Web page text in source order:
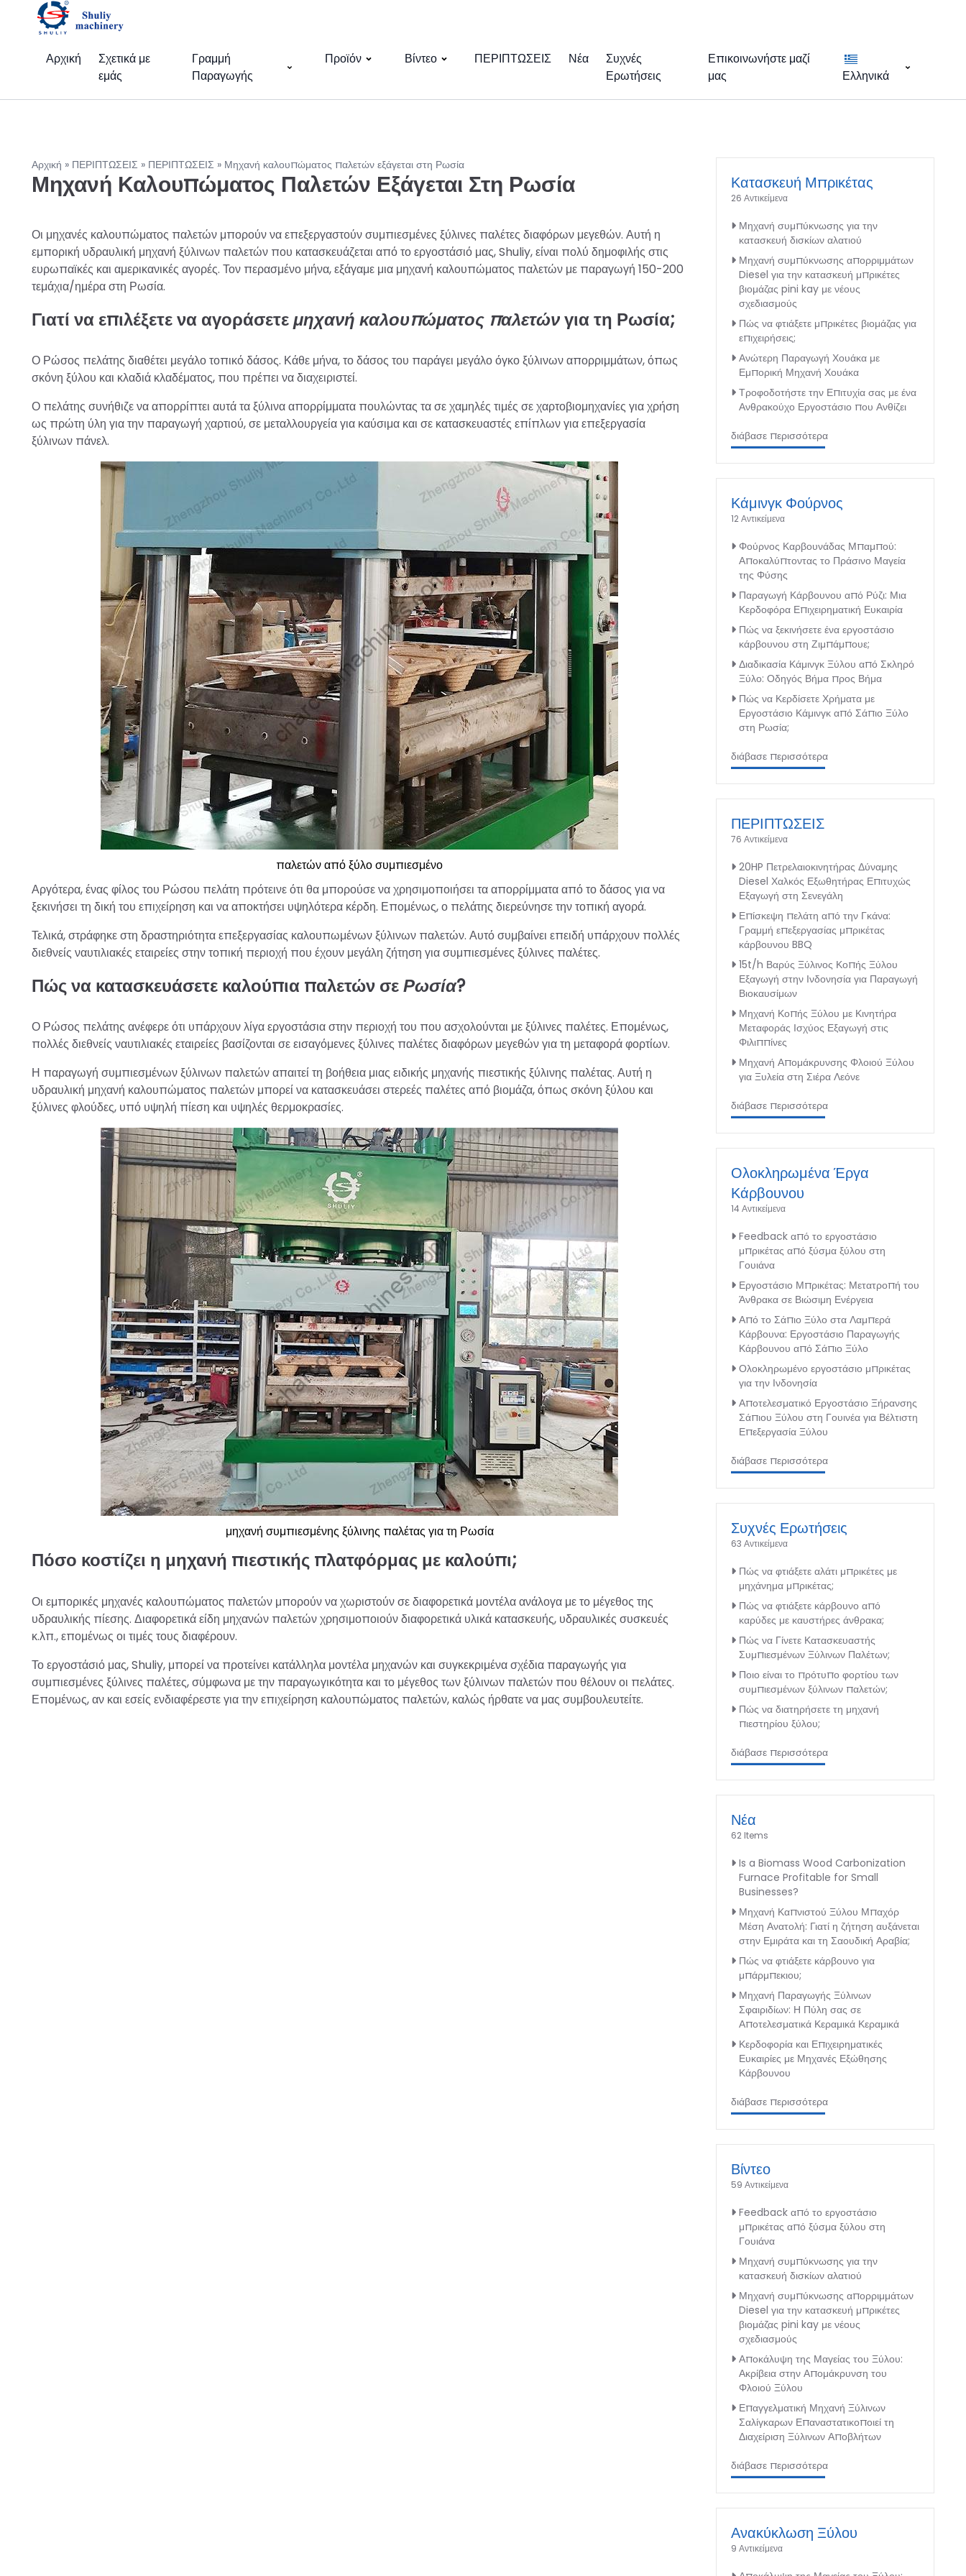
Αρχική
Σχετικά με
εμάς
Γραμμή
Παραγωγής
Προϊόν Βίντεο ΠΕΡΙΠΤΩΣΕΙΣ Νέα
Συχνές
Ερωτήσεις
Επικοινωνήστε μαζί
μας
Ελληνικά
Αρχική » ΠΕΡΙΠΤΩΣΕΙΣ » ΠΕΡΙΠΤΩΣΕΙΣ » Μηχανή καλουπώματος παλετών εξάγεται στη Ρωσία
Μηχανή Καλουπώματος Παλετών Εξάγεται Στη Ρωσία
Οι μηχανές καλουπώματος παλετών μπορούν να επεξεργαστούν συμπιεσμένες ξύλινες παλέτες διαφόρων μεγεθών. Αυτή η
εμπορική υδραυλική μηχανή ξύλινων παλετών που κατασκευάζεται από το εργοστάσιό μας, Shuliy, είναι πολύ δημοφιλής στις
ευρωπαϊκές και αμερικανικές αγορές. Τον περασμένο μήνα, εξάγαμε μια μηχανή καλουπώματος παλετών με παραγωγή 150-200
τεμάχια/ημέρα στη Ρωσία.
Γιατί να επιλέξετε να αγοράσετεμηχανή καλουπώματος παλετώνγια τη Ρωσία;
Ο Ρώσος πελάτης διαθέτει μεγάλο τοπικό δάσος. Κάθε μήνα, το δάσος του παράγει μεγάλο όγκο ξύλινων απορριμμάτων, όπως
σκόνη ξύλου και κλαδιά κλαδέματος, που πρέπει να διαχειριστεί.
Ο πελάτης συνήθιζε να απορρίπτει αυτά τα ξύλινα απορρίμματα πουλώντας τα σε χαμηλές τιμές σε χαρτοβιομηχανίες για χρήση
ως πρώτη ύλη για την παραγωγή χαρτιού, σε μεταλλουργεία για καύσιμα και σε κατασκευαστές επίπλων για επεξεργασία
ξύλινων πάνελ.
παλετών από ξύλο συμπιεσμένο
Αργότερα, ένας φίλος του Ρώσου πελάτη πρότεινε ότι θα μπορούσε να χρησιμοποιήσει τα απορρίμματα από το δάσος για να
ξεκινήσει τη δική του επιχείρηση και να αποκτήσει υψηλότερα κέρδη. Επομένως, ο πελάτης διερεύνησε την τοπική αγορά.
Τελικά, στράφηκε στη δραστηριότητα επεξεργασίας καλουπωμένων ξύλινων παλετών. Αυτό συμβαίνει επειδή υπάρχουν πολλές
διεθνείς ναυτιλιακές εταιρείες στην τοπική περιοχή που έχουν μεγάλη ζήτηση για συμπιεσμένες ξύλινες παλέτες.
Πώς να κατασκευάσετε καλούπια παλετών σεΡωσία?
Ο Ρώσος πελάτης ανέφερε ότι υπάρχουν λίγα εργοστάσια στην περιοχή του που ασχολούνται με ξύλινες παλέτες. Επομένως,
πολλές διεθνείς ναυτιλιακές εταιρείες βασίζονται σε εισαγόμενες ξύλινες παλέτες διαφόρων μεγεθών για τη μεταφορά φορτίων.
Η παραγωγή συμπιεσμένων ξύλινων παλετών απαιτεί τη βοήθεια μιας ειδικής μηχανής πιεστικής ξύλινης παλέτας. Αυτή η
υδραυλική μηχανή καλουπώματος παλετών μπορεί να κατασκευάσει στερεές παλέτες από βιομάζα, όπως σκόνη ξύλου και
ξύλινες φλούδες, υπό υψηλή πίεση και υψηλές θερμοκρασίες.
μηχανή συμπιεσμένης ξύλινης παλέτας για τη Ρωσία
Πόσο κοστίζει η μηχανή πιεστικής πλατφόρμας με καλούπι;
Οι εμπορικές μηχανές καλουπώματος παλετών μπορούν να χωριστούν σε διαφορετικά μοντέλα ανάλογα με το μέγεθος της
υδραυλικής πίεσης. Διαφορετικά είδη μηχανών παλετών χρησιμοποιούν διαφορετικά υλικά κατασκευής, υδραυλικές συσκευές
κ.λπ., επομένως οι τιμές τους διαφέρουν.
Το εργοστάσιό μας, Shuliy, μπορεί να προτείνει κατάλληλα μοντέλα μηχανών και συγκεκριμένα σχέδια παραγωγής για
συμπιεσμένες ξύλινες παλέτες, σύμφωνα με την παραγωγικότητα και το μέγεθος των ξύλινων παλετών που θέλουν οι πελάτες.
Επομένως, αν και εσείς ενδιαφέρεστε για την επιχείρηση καλουπώματος παλετών, καλώς ήρθατε να μας συμβουλευτείτε.
Κατασκευή Μπρικέτας
26 Αντικείμενα
Μηχανή συμπύκνωσης για την
κατασκευή δισκίων αλατιού
Μηχανή συμπύκνωσης απορριμμάτων
Diesel για την κατασκευή μπρικέτες
βιομάζας pini kay με νέους
σχεδιασμούς
Πώς να φτιάξετε μπρικέτες βιομάζας για
επιχειρήσεις;
Ανώτερη Παραγωγή Χουάκα με
Εμπορική Μηχανή Χουάκα
Τροφοδοτήστε την Επιτυχία σας με ένα
Ανθρακούχο Εργοστάσιο που Ανθίζει
διάβασε περισσότερα
Κάμινγκ Φούρνος
12 Αντικείμενα
Φούρνος Καρβουνάδας Μπαμπού:
Αποκαλύπτοντας το Πράσινο Μαγεία
της Φύσης
Παραγωγή Κάρβουνου από Ρύζι: Μια
Κερδοφόρα Επιχειρηματική Ευκαιρία
Πώς να ξεκινήσετε ένα εργοστάσιο
κάρβουνου στη Ζιμπάμπουε;
Διαδικασία Κάμινγκ Ξύλου από Σκληρό
Ξύλο: Οδηγός Βήμα προς Βήμα
Πώς να Κερδίσετε Χρήματα με
Εργοστάσιο Κάμινγκ από Σάπιο Ξύλο
στη Ρωσία;
διάβασε περισσότερα
ΠΕΡΙΠΤΩΣΕΙΣ
76 Αντικείμενα
20HP Πετρελαιοκινητήρας Δύναμης
Diesel Χαλκός Εξωθητήρας Επιτυχώς
Εξαγωγή στη Σενεγάλη
Επίσκεψη πελάτη από την Γκάνα:
Γραμμή επεξεργασίας μπρικέτας
κάρβουνου BBQ
15t/h Βαρύς Ξύλινος Κοπής Ξύλου
Εξαγωγή στην Ινδονησία για Παραγωγή
Βιοκαυσίμων
Μηχανή Κοπής Ξύλου με Κινητήρα
Μεταφοράς Ισχύος Εξαγωγή στις
Φιλιππίνες
Μηχανή Απομάκρυνσης Φλοιού Ξύλου
για Ξυλεία στη Σιέρα Λεόνε
διάβασε περισσότερα
Ολοκληρωμένα Έργα
Κάρβουνου
14 Αντικείμενα
Feedback από το εργοστάσιο
μπρικέτας από ξύσμα ξύλου στη
Γουιάνα
Εργοστάσιο Μπρικέτας: Μετατροπή του
Άνθρακα σε Βιώσιμη Ενέργεια
Από το Σάπιο Ξύλο στα Λαμπερά
Κάρβουνα: Εργοστάσιο Παραγωγής
Κάρβουνου από Σάπιο Ξύλο
Ολοκληρωμένο εργοστάσιο μπρικέτας
για την Ινδονησία
Αποτελεσματικό Εργοστάσιο Ξήρανσης
Σάπιου Ξύλου στη Γουινέα για Βέλτιστη
Επεξεργασία Ξύλου
διάβασε περισσότερα
Συχνές Ερωτήσεις
63 Αντικείμενα
Πώς να φτιάξετε αλάτι μπρικέτες με
μηχάνημα μπρικέτας;
Πώς να φτιάξετε κάρβουνο από
καρύδες με καυστήρες άνθρακα;
Πώς να Γίνετε Κατασκευαστής
Συμπιεσμένων Ξύλινων Παλέτων;
Ποιο είναι το πρότυπο φορτίου των
συμπιεσμένων ξύλινων παλετών;
Πώς να διατηρήσετε τη μηχανή
πιεστηρίου ξύλου;
διάβασε περισσότερα
Νέα
62 Items
Is a Biomass Wood Carbonization
Furnace Profitable for Small
Businesses?
Μηχανή Καπνιστού Ξύλου Μπαχόρ
Μέση Ανατολή: Γιατί η ζήτηση αυξάνεται
στην Εμιράτα και τη Σαουδική Αραβία;
Πώς να φτιάξετε κάρβουνο για
μπάρμπεκιου;
Μηχανή Παραγωγής Ξύλινων
Σφαιριδίων: Η Πύλη σας σε
Αποτελεσματικά Κεραμικά Κεραμικά
Κερδοφορία και Επιχειρηματικές
Ευκαιρίες με Μηχανές Εξώθησης
Κάρβουνου
διάβασε περισσότερα
Βίντεο
59 Αντικείμενα
Feedback από το εργοστάσιο
μπρικέτας από ξύσμα ξύλου στη
Γουιάνα
Μηχανή συμπύκνωσης για την
κατασκευή δισκίων αλατιού
Μηχανή συμπύκνωσης απορριμμάτων
Diesel για την κατασκευή μπρικέτες
βιομάζας pini kay με νέους
σχεδιασμούς
Αποκάλυψη της Μαγείας του Ξύλου:
Ακρίβεια στην Απομάκρυνση του
Φλοιού Ξύλου
Επαγγελματική Μηχανή Ξύλινων
Σαλίγκαρων Επαναστατικοποιεί τη
Διαχείριση Ξύλινων Αποβλήτων
διάβασε περισσότερα
Ανακύκλωση Ξύλου
9 Αντικείμενα